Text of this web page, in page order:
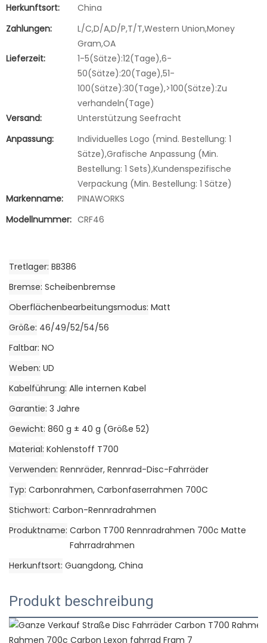
Herkunftsort:
China
Zahlungen:
L/C,D/A,D/P,T/T,Western Union,Money
Gram,OA
Lieferzeit:
1-5(Sätze):12(Tage),6-
50(Sätze):20(Tage),51-
100(Sätze):30(Tage),>100(Sätze):Zu
verhandeln(Tage)
Versand:
Unterstützung Seefracht
Anpassung:
Individuelles Logo (mind. Bestellung: 1
Sätze),Grafische Anpassung (Min.
Bestellung: 1 Sets),Kundenspezifische
Verpackung (Min. Bestellung: 1 Sätze)
Markenname:
PINAWORKS
Modellnummer: CRF46
Tretlager BB386
Bremse Scheibenbremse
Oberflächenbearbeitungsmodus Matt
Größe 46/49/52/54/56
Faltbar NO
Weben UD
Kabelführung Alle internen Kabel
Garantie 3 Jahre
Gewicht 860 g ± 40 g (Größe 52)
Material Kohlenstoff T700
Verwenden Rennräder, Rennrad-Disc-Fahrräder
Typ Carbonrahmen, Carbonfaserrahmen 700C
Stichwort Carbon-Rennradrahmen
Produktname Carbon T700 Rennradrahmen 700c Matte
Fahrradrahmen
Herkunftsort Guangdong, China
Produkt beschreibung